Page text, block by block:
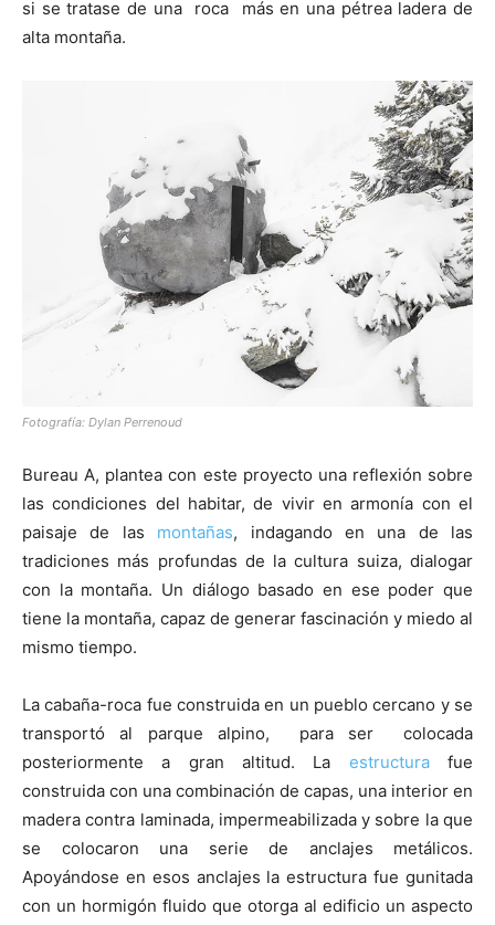
si se tratase de una roca más en una pétrea ladera de
alta montaña.
Fotografía: Dylan Perrenoud
Bureau A, plantea con este proyecto una reflexión sobre
las condiciones del habitar, de vivir en armonía con el
paisaje de las montañas, indagando en una de las
tradiciones más profundas de la cultura suiza, dialogar
con la montaña. Un diálogo basado en ese poder que
tiene la montaña, capaz de generar fascinación y miedo al
mismo tiempo.
La cabaña-roca fue construida en un pueblo cercano y se
transportó al parque alpino, para ser colocada
posteriormente a gran altitud. La estructurafue
construida con una combinación de capas, una interior en
madera contra laminada, impermeabilizada y sobre la que
se colocaron una serie de anclajes metálicos.
Apoyándose en esos anclajes la estructura fue gunitada
con un hormigón fluido que otorga al edificio un aspecto